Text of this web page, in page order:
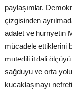
paylaşımlar.
çizgisinden
adalet ve hürriyetin
mücadele ettiklerini
mutedili itidali
sağduyu ve orta
kucaklaşmayı